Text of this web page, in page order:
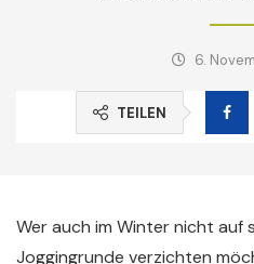
6.
TEILEN
Wer auch im Winter nicht auf
Joggingrunde verzichten